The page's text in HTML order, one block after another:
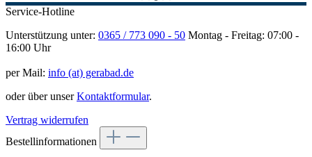
Service-Hotline
Unterstützung unter: 0365 / 773 090 - 50 Montag - Freitag: 07:00 -
16:00 Uhr
per Mail: info (at) gerabad.de
oder über unserKontaktformular.
Vertrag widerrufen
Bestellinformationen